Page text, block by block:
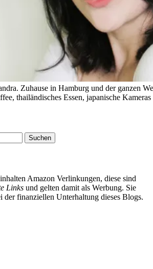
Zuhause in Hamburg und der ganzen
thailändisches Essen, japanische
Amazon Verlinkungen, diese sind
Links und gelten damit als Werbung. Sie
der finanziellen Unterhaltung dieses Blogs.